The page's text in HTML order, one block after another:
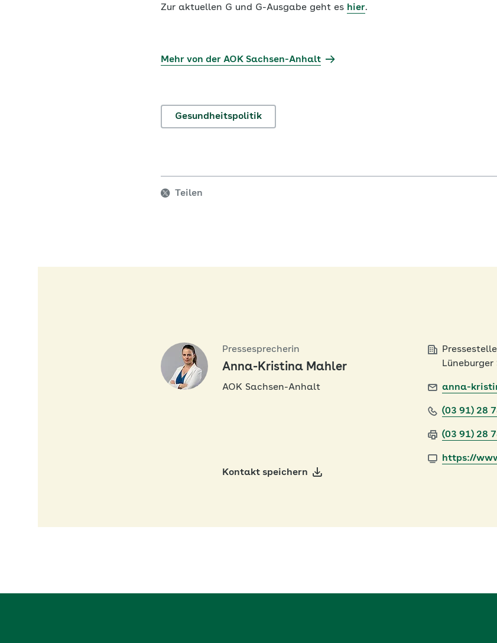
Zur aktuellen G und G-Ausgabe geht es hier.
Mehr von der AOK Sachsen-Anhalt
Gesundheitspolitik
Teilen
Pressesprecherin
Anna-Kristina Mahler
AOK Sachsen-Anhalt anna-
(03 91) 28
(03 91) 28
https://
Kontakt speichern